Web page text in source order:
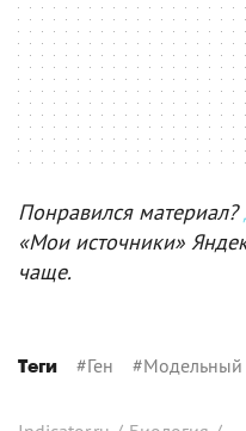
Понравился материал?
«Мои источники»
чаще.
Теги #Ген #Модельный